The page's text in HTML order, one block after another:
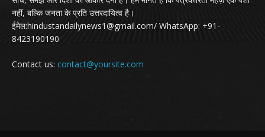
नहीं, बल्कि जनता के प्रति उत्तरदायित्व है।
ईमेल:hindustandailynews1@gmail.com/ WhatsApp: +91-
8423190190
Contact us: contact@yoursite.com